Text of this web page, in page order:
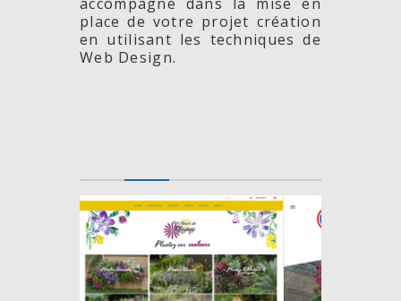
place de votre projet création
en utilisant les techniques de
Web Design.